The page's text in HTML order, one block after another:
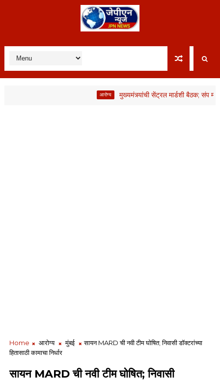
मुख्यमंत्र्यांची सेंट्रल मार्डशी बैठक; संप मागे,
Home आरोग्य मुंबई
सायन MARD ची नवी टीम घोषित; निवासी डॉक्टरांच्या
हितासाठी कामाचा निर्धार
सायन MARD ची नवी टीम घोषित; निवासी